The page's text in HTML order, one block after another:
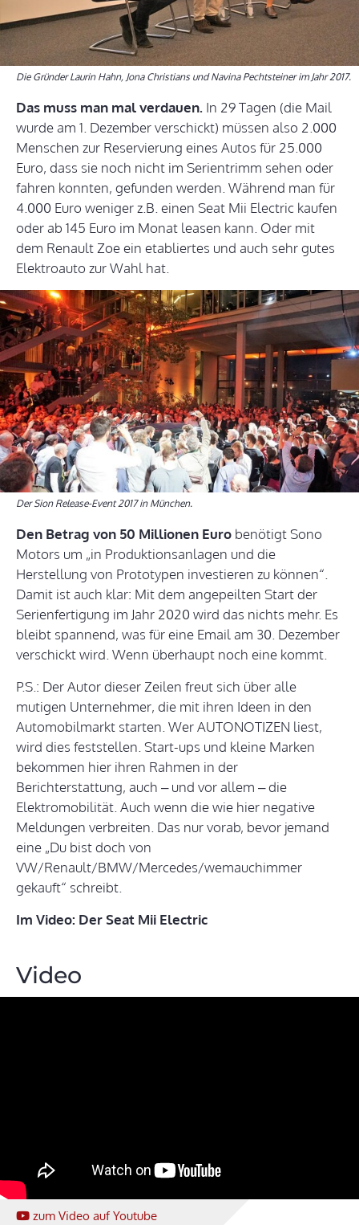
Die Gründer Laurin Hahn, Jona Christians und Navina Pechtsteiner im Jahr 2017.
Das muss man mal verdauen. In 29 Tagen (die Mail
wurde am 1. Dezember verschickt) müssen also 2.000
Menschen zur Reservierung eines Autos für 25.000
Euro, dass sie noch nicht im Serientrimm sehen oder
fahren konnten, gefunden werden. Während man für
4.000 Euro weniger z.B. einen Seat Mii Electric kaufen
oder ab 145 Euro im Monat leasen kann. Oder mit
dem Renault Zoe ein etabliertes und auch sehr gutes
Elektroauto zur Wahl hat.
Der Sion Release-Event 2017 in München.
Den Betrag von 50 Millionen Euro benötigt Sono
Motors um „in Produktionsanlagen und die
Herstellung von Prototypen investieren zu können“.
Damit ist auch klar: Mit dem angepeilten Start der
Serienfertigung im Jahr 2020 wird das nichts mehr. Es
bleibt spannend, was für eine Email am 30. Dezember
verschickt wird. Wenn überhaupt noch eine kommt.
P.S.: Der Autor dieser Zeilen freut sich über alle
mutigen Unternehmer, die mit ihren Ideen in den
Automobilmarkt starten. Wer AUTONOTIZEN liest,
wird dies feststellen. Start-ups und kleine Marken
bekommen hier ihren Rahmen in der
Berichterstattung, auch – und vor allem – die
Elektromobilität. Auch wenn die wie hier negative
Meldungen verbreiten. Das nur vorab, bevor jemand
eine „Du bist doch von
VW/Renault/BMW/Mercedes/wemauchimmer
gekauft“ schreibt.
Im Video: Der Seat Mii Electric
Video
zum Video auf Youtube